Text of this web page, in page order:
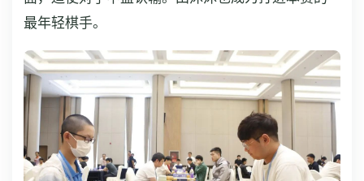
最年轻棋手。